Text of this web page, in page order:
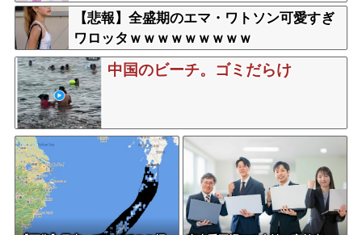
のがお前だろ」
【悲報】全盛期のエマ・ワトソン可愛すぎ
ワロッタｗｗｗｗｗｗｗｗｗ
中国のビーチ。ゴミだらけ